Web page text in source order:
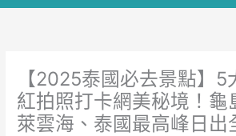
【2025泰國必去景點】5
紅拍照打卡網美秘境！龜
萊雲海、泰國最高峰日出